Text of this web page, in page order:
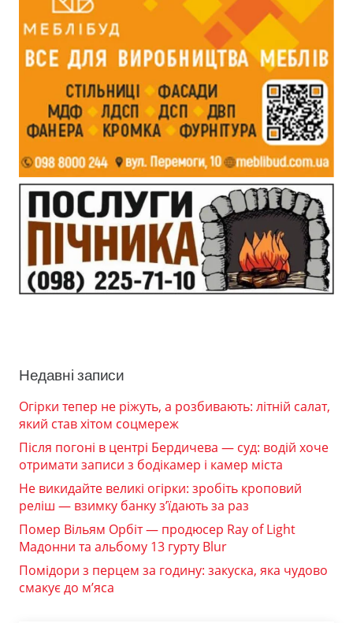
Недавні записи
Огірки тепер не ріжуть, а розбивають: літній салат,
який став хітом соцмереж
Після погоні в центрі Бердичева — суд: водій хоче
отримати записи з бодікамер і камер міста
Не викидайте великі огірки: зробіть кроповий
реліш — взимку банку з’їдають за раз
Помер Вільям Орбіт — продюсер Ray of Light
Мадонни та альбому 13 гурту Blur
Помідори з перцем за годину: закуска, яка чудово
смакує до м’яса